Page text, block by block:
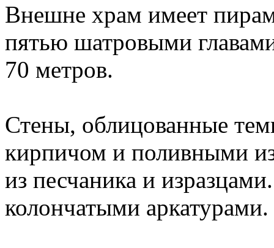
Внешне храм имеет
пятью шатровыми
70 метров.
Стены, облицованные
кирпичом и поливными
из песчаника и
колончатыми аркатурами.